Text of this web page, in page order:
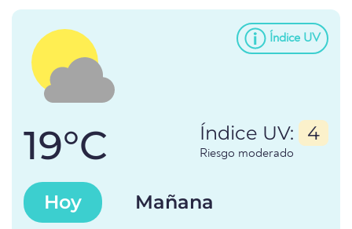
Índice UV
19°C Índice UV: 4
Riesgo moderado
Hoy Mañana